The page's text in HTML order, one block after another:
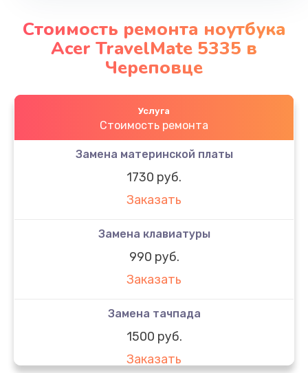
Стоимость ремонта ноутбука
Acer TravelMate 5335 в
Череповце
Услуга
Стоимость ремонта
Замена материнской платы
1730 руб.
Заказать
Замена клавиатуры
990 руб.
Заказать
Замена тачпада
1500 руб.
Заказать